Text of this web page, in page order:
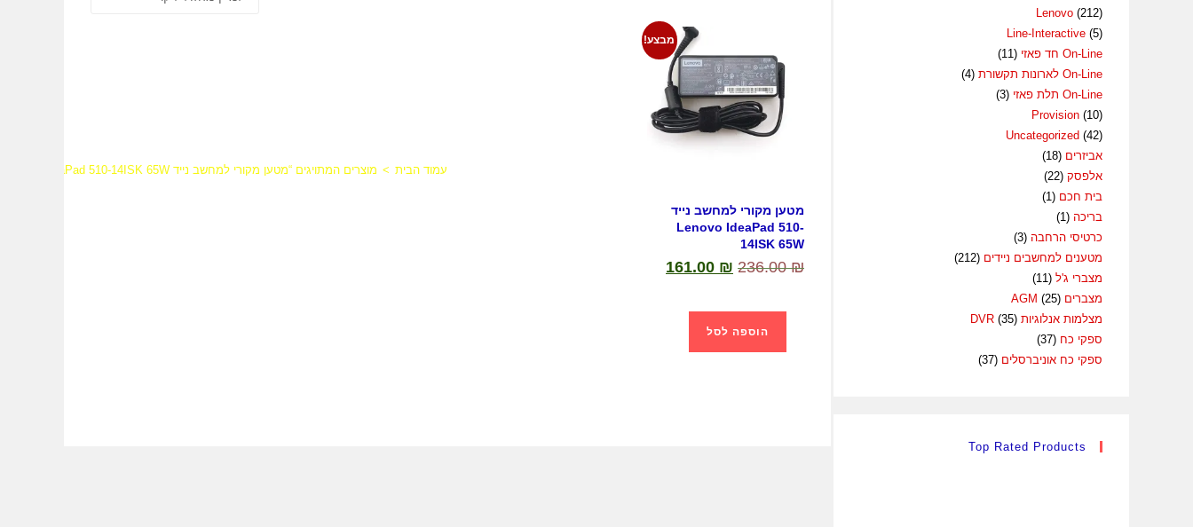
עמוד הבית > מוצרים המתויגים “מטען מקורי למחשב נייד Lenovo IdeaPad 510-14ISK 65W:”
מבצע!
מטען מקורי למחשב נייד
Lenovo IdeaPad 510-
14ISK 65W
236.00₪
161.00 ₪
הוספה לסל
Lenovo (212)
Line-Interactive (5)
On-Line חד פאזי
(11)
On-Line לארונות תקשורת
(4)
On-Line תלת פאזי
(3)
Provision (10)
Uncategorized (42)
אביזרים (18)
אלפסק (22)
בית חכם (1)
בריכה (1)
כרטיסי הרחבה (3)
מטענים למחשבים ניידים (212)
מצברי ג'ל (11)
מצברים AGM (25)
מצלמות אנלוגיות DVR (35)
ספקי כח (37)
ספקי כח אוניברסלים (37)
Top Rated Products